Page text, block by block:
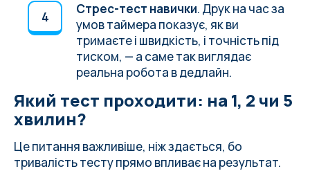
Стрес-тест навички. Друк на час за
умов таймера показує, як ви
тримаєте і швидкість, і точність під
тиском, — а саме так виглядає
реальна робота в дедлайн.
Який тест проходити: на 1, 2 чи 5
хвилин?
Це питання важливіше, ніж здається, бо
тривалість тесту прямо впливає на результат.